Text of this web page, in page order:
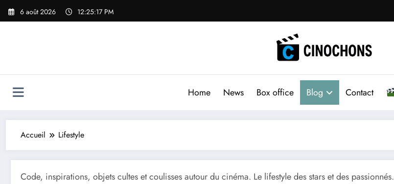
Aller
6 août 2026 12:25:18 PM
Home News Box office Blog Contact
Accueil Lifestyle
Code, inspirations, objets cultes et coulisses autour du cinéma. Le lifestyle des stars et des passionnés.